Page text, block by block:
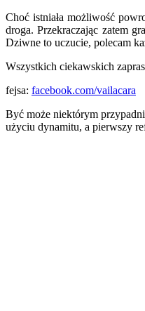
Choć istniała możliwość
droga. Przekraczając zatem
Dziwne to uczucie, polecam
Wszystkich ciekawskich
fejsa: facebook.com/vailacara
Być może niektórym
użyciu dynamitu, a pierwszy